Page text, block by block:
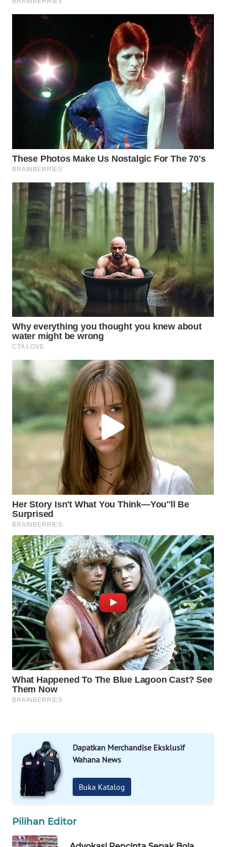
Dapatkan Merchandise Eksklusif
Wahana News
Buka Katalog
Pilihan Editor
WN
BINTAN
WN
MANDALIKA
WN
LIKUPANG
WN
LABUANBAJO
WN
BORNEO
Wahana
WAHANA
NEWS
WAHANA
TANI
WAHANA
ADVOKAT
WAHANA
WAHANA
KONSUMEN
WAHANA
LISTRIK
WAHANA
TV
ID
WAHANANEWS
CO ID
WAHANANEWS
NET
WAHANA
SPORT
WAHANA
UMKM
WAHANA
PERSONA
WAHANA
OTOMOTIF
HEALTH